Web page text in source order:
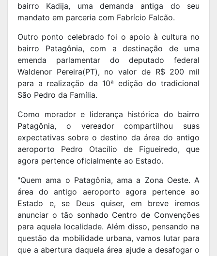
bairro Kadija, uma demanda antiga do seu
mandato em parceria com Fabrício Falcão.
Outro ponto celebrado foi o apoio à cultura no
bairro Patagônia, com a destinação de uma
emenda parlamentar do deputado federal
Waldenor Pereira(PT), no valor de R$ 200 mil
para a realização da 10ª edição do tradicional
São Pedro da Família.
Como morador e liderança histórica do bairro
Patagônia, o vereador compartilhou suas
expectativas sobre o destino da área do antigo
aeroporto Pedro Otacílio de Figueiredo, que
agora pertence oficialmente ao Estado.
"Quem ama o Patagônia, ama a Zona Oeste. A
área do antigo aeroporto agora pertence ao
Estado e, se Deus quiser, em breve iremos
anunciar o tão sonhado Centro de Convenções
para aquela localidade. Além disso, pensando na
questão da mobilidade urbana, vamos lutar para
que a abertura daquela área ajude a desafogar o